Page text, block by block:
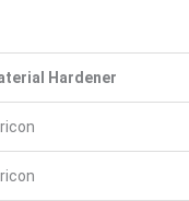
Hardener